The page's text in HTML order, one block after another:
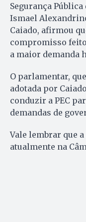
Segurança Pública
Ismael
Caiado, afirmou
compromisso
a maior demanda
O parlamentar,
adotada por
conduzir a PEC
demandas de
Vale lembrar que
atualmente na